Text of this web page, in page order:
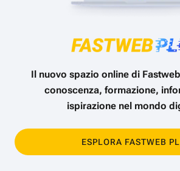
Il nuovo spazio online di
conoscenza, formazione,
ispirazione nel mondo
ESPLORA FASTWEB